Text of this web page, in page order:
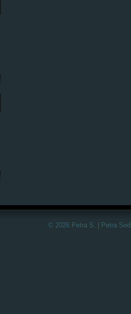
© 2026 Petra S. | Petra